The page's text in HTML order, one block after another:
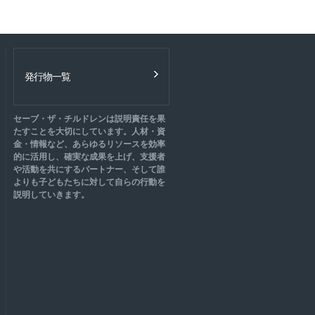
発行物一覧
セーブ・ザ・チルドレンは説明責任を果
たすことを大切にしています。人材・資
金・情報など、あらゆるリソースを効率
的に活用し、確実な成果を上げ、支援者
や活動を共にするパートナー、そして誰
よりも子どもたちに対して自らの行動を
説明していきます。